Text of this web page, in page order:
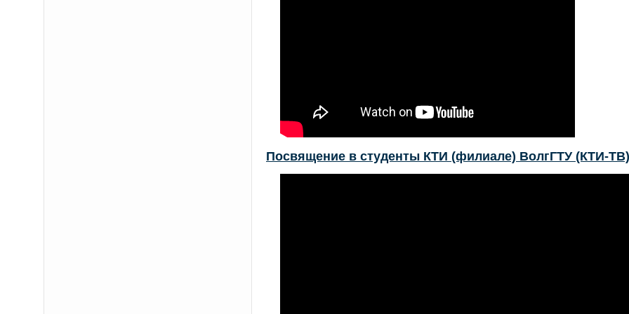
Посвящение в студенты КТИ (филиале) ВолгГТУ (КТИ-ТВ)